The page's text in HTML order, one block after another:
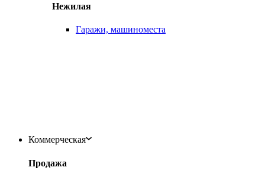
Нежилая
Гаражи, машиноместа
Коммерческая
Продажа